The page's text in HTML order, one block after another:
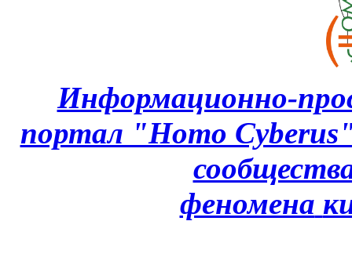
Информационно-
портал "Homo
феномена